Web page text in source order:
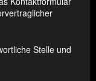
Stelle und